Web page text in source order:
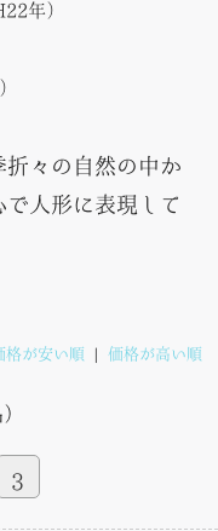
年）
々の自然の中か
人形に表現して
格が安い順 価格が高い順
3